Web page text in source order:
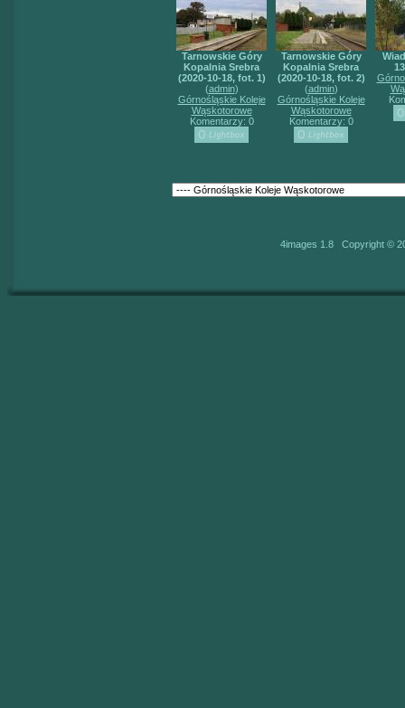
Tarnowskie Góry
Kopalnia Srebra
(2020-10-18, fot. 1)
(admin)
Górnośląskie Koleje
Wąskotorowe
Komentarzy: 0
Tarnowskie Góry
Kopalnia Srebra
(2020-10-18, fot. 2)
(admin)
Górnośląskie Koleje
Wąskotorowe
Komentarzy: 0
4images 1.8 Copyright ©